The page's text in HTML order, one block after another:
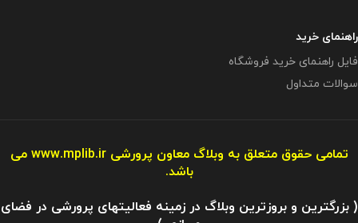
راهنمای خرید
فایل راهنمای خرید فروشگاه
سوالات متداول
تمامی حقوق متعلق به وبلاگ معاون پرورشیwww.mplib.ir می
باشد.
( بزرگترین و بروزترین وبلاگ در زمینه فعالیتهای پرورشی در فضای